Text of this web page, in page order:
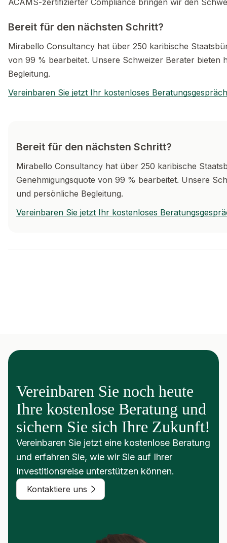
Bereit für den nächsten Schritt?
Mirabello Consultancy hat über 250 karibische
von 99 % bearbeitet. Unsere Schweizer Berater bieten
Begleitung.
Vereinbaren Sie jetzt Ihr kostenloses Beratungsgespräch
Bereit für den nächsten Schritt?
Mirabello Consultancy hat über 250 karibische
Genehmigungsquote von 99 % bearbeitet. Unsere
und persönliche Begleitung.
Vereinbaren Sie jetzt Ihr kostenloses
Vereinbaren Sie noch heute
Ihre kostenlose Beratung und
sichern Sie sich Ihre Zukunft!
Vereinbaren Sie jetzt eine kostenlose Beratung
und erfahren Sie, wie wir Sie auf Ihrer
Investitionsreise unterstützen können.
Kontaktiere uns